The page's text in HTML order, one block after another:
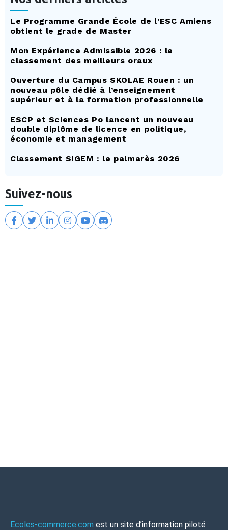
Le Programme Grande École de l’ESC Amiens
obtient le grade de Master
Mon Expérience Admissible 2026 : le
classement des meilleurs oraux
Ouverture du Campus SKOLAE Rouen : un
nouveau pôle dédié à l’enseignement
supérieur et à la formation professionnelle
ESCP et Sciences Po lancent un nouveau
double diplôme de licence en politique,
économie et management
Classement SIGEM : le palmarès 2026
Suivez-nous
Ecoles-commerce.com est un site d’information piloté